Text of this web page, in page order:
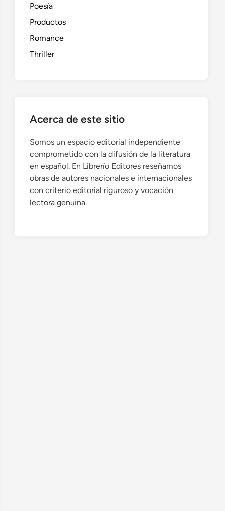
Poesía
Productos
Romance
Thriller
Acerca de este sitio
Somos un espacio editorial independiente
comprometido con la difusión de la literatura
en español. En Librerío Editores reseñamos
obras de autores nacionales e internacionales
con criterio editorial riguroso y vocación
lectora genuina.